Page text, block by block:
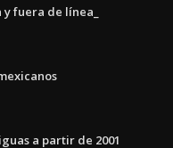
fuera de línea_
a partir de 2001